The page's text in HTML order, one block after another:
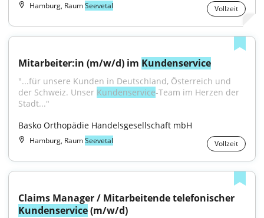
Hamburg, RaumSeevetal Vollzeit
Mitarbeiter:in (m/w/d) im Kundenservice
"...für unsere Kunden in Deutschland, Österreich und
der Schweiz. Unser Kundenservice-Team im Herzen der
Stadt..."
Basko Orthopädie Handelsgesellschaft mbH
Hamburg, RaumSeevetal Vollzeit
Kundenservice (m/w/d)